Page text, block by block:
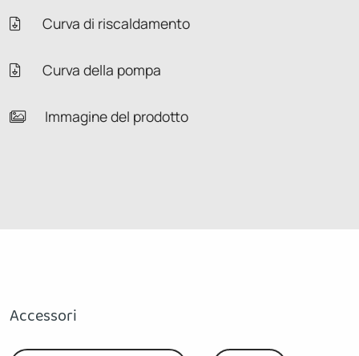
Curva di riscaldamento
Curva della pompa
Immagine del prodotto
Accessori